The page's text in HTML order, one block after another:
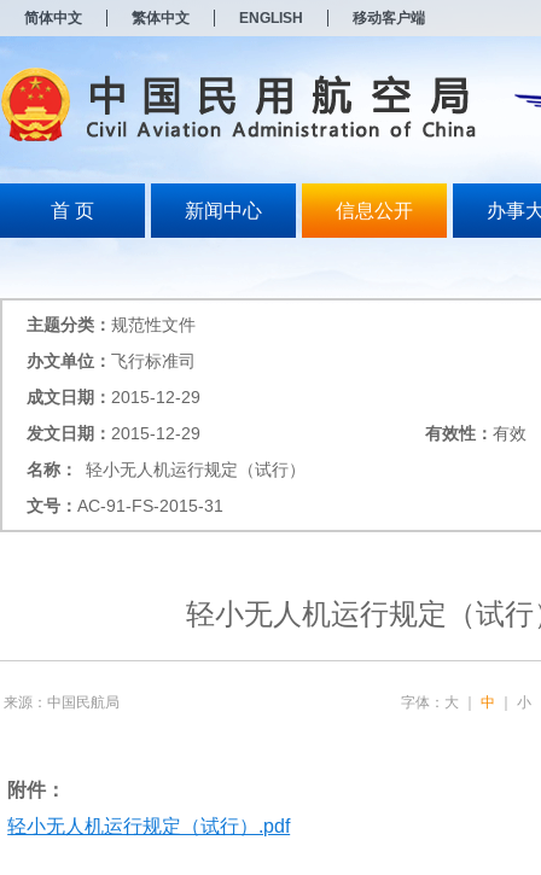
简体中文 繁体中文 ENGLISH 移动客户端
首 页 新闻中心 信息公开 办事
主题分类： 规范性文件
办文单位： 飞行标准司
成文日期： 2015-12-29
发文日期： 2015-12-29 有效性： 有效
名称：
轻小无人机运行规定（试行）
文号： AC-91-FS-2015-31
轻小无人机运行规定（试行
来源：中国民航局 字体： 大 ｜中 ｜小
附件：
轻小无人机运行规定（试行）.pdf
打
开
无
障
说